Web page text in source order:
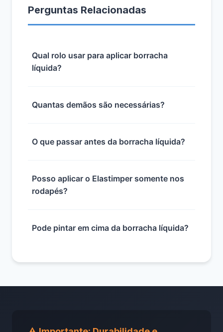
Perguntas Relacionadas
Qual rolo usar para aplicar borracha
líquida?
Quantas demãos são necessárias?
O que passar antes da borracha líquida?
Posso aplicar o Elastimper somente nos
rodapés?
Pode pintar em cima da borracha líquida?